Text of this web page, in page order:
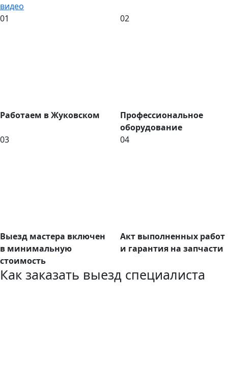
видео
01
Работаем в Жуковском
02
Профессиональное
оборудование
03
Выезд мастера включен
в минимальную
стоимость
04
Акт выполненных работ
и гарантия на запчасти
Как заказать выезд специалиста